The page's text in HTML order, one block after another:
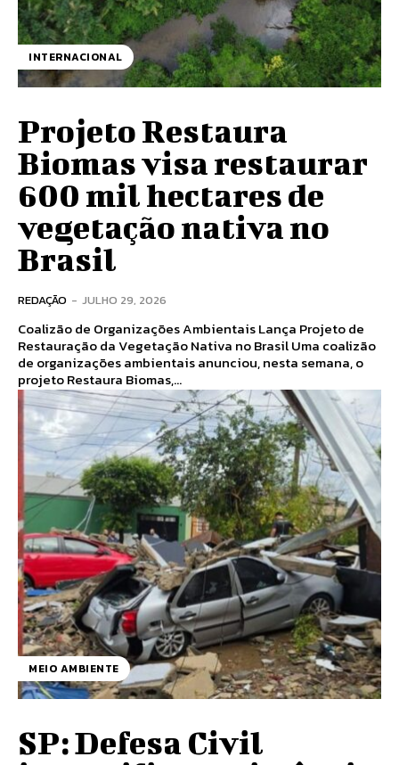
INTERNACIONAL
Projeto Restaura
Biomas visa restaurar
600 mil hectares de
vegetação nativa no
Brasil
REDAÇÃO - JULHO 29, 2026
Coalizão de Organizações Ambientais Lança Projeto de
Restauração da Vegetação Nativa no Brasil Uma coalizão
de organizações ambientais anunciou, nesta semana, o
projeto Restaura Biomas,...
MEIO AMBIENTE
SP: Defesa Civil